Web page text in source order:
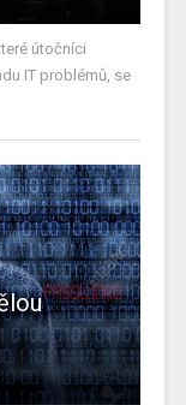
útočníci
IT problémů, se